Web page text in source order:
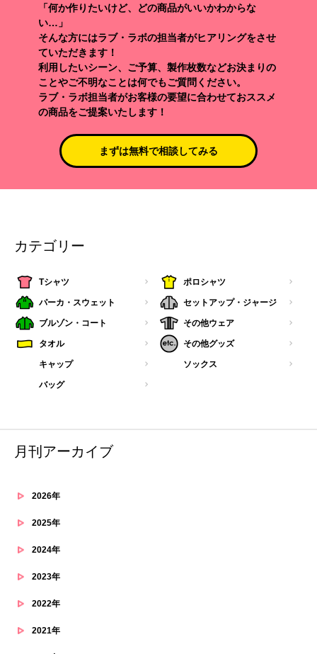
「何か作りたいけど、どの商品がいいかわからな
い…」
そんな方にはラブ・ラボの担当者がヒアリングをさせ
ていただきます！
利用したいシーン、ご予算、製作枚数などお決まりの
ことやご不明なことは何でもご質問ください。
ラブ・ラボ担当者がお客様の要望に合わせておススメ
の商品をご提案いたします！
まずは無料で相談してみる
カテゴリー
Tシャツ ポロシャツ
パーカ・スウェット セットアップ・ジャージ
ブルゾン・コート その他ウェア
タオル その他グッズ
キャップ ソックス
バッグ
月刊アーカイブ
2026年
2025年
2024年
2023年
2022年
2021年